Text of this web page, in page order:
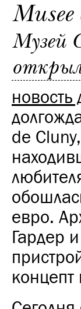
Музей
новость
de
евро.
Гардер